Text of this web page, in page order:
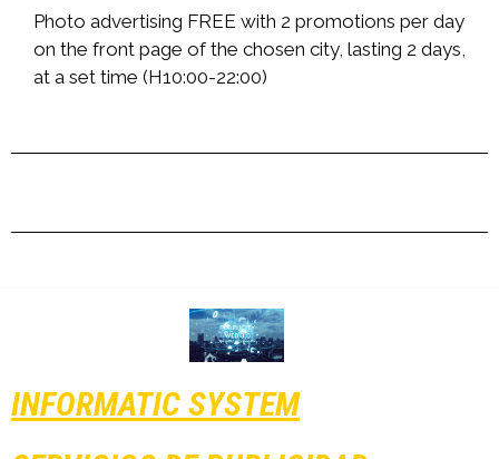
Photo advertising FREE with 2 promotions per day
on the front page of the chosen city, lasting 2 days,
at a set time (H10:00-22:00)
INFORMATIC SYSTEM